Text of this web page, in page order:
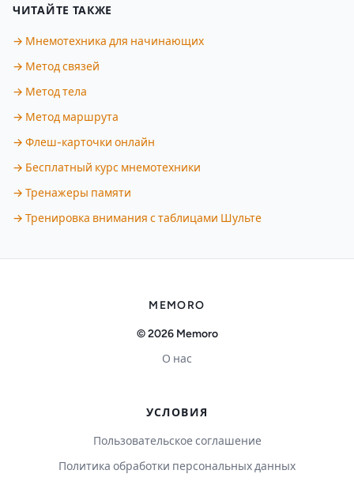
ЧИТАЙТЕ ТАКЖЕ
→ Мнемотехника для начинающих
→ Метод связей
→ Метод тела
→ Метод маршрута
→ Флеш-карточки онлайн
→ Бесплатный курс мнемотехники
→ Тренажеры памяти
→ Тренировка внимания с таблицами Шульте
MEMORO
© 2026 Memoro
О нас
УСЛОВИЯ
Пользовательское соглашение
Политика обработки персональных данных